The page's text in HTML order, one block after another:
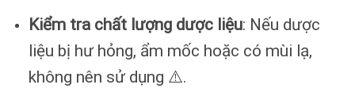
Kiểm tra chất lượng dược liệu: Nếu dược
liệu bị hư hỏng, ẩm mốc hoặc có mùi lạ,
không nên sử dụng ⚠️.